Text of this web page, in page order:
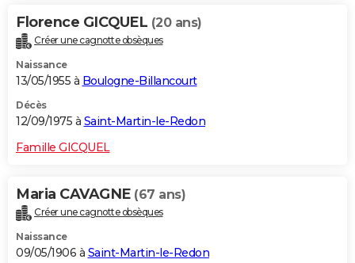
Florence GICQUEL (20 ans)
Créer une cagnotte obsèques
Naissance
13/05/1955 à Boulogne-Billancourt
Décès
12/09/1975 à Saint-Martin-le-Redon
Famille GICQUEL
Maria CAVAGNE (67 ans)
Créer une cagnotte obsèques
Naissance
09/05/1906 à Saint-Martin-le-Redon